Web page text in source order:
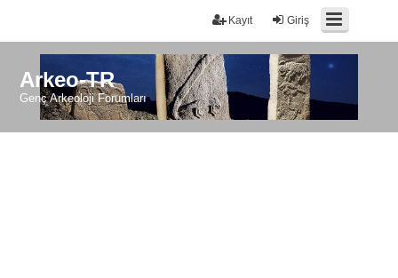
Giriş
Kayıt
Arkeo-TR
Genç Arkeoloji Forumları